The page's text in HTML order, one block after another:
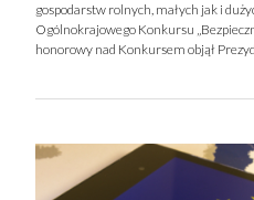
gospodarstw rolnych, małych jak i
Ogólnokrajowego Konkursu
honorowy nad Konkursem objął